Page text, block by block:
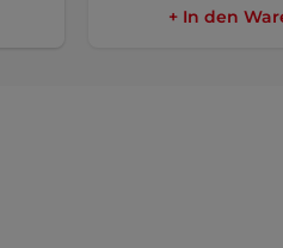
+ In den